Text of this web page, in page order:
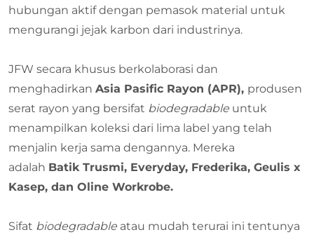
hubungan aktif dengan pemasok material untuk
mengurangi jejak karbon dari industrinya.
JFW secara khusus berkolaborasi dan
menghadirkan Asia Pasific Rayon (APR), produsen
serat rayon yang bersifat biodegradable untuk
menampilkan koleksi dari lima label yang telah
menjalin kerja sama dengannya. Mereka
adalah Batik Trusmi, Everyday, Frederika, Geulis x
Kasep, dan Oline Workrobe.
Sifat biodegradable atau mudah terurai ini tentunya